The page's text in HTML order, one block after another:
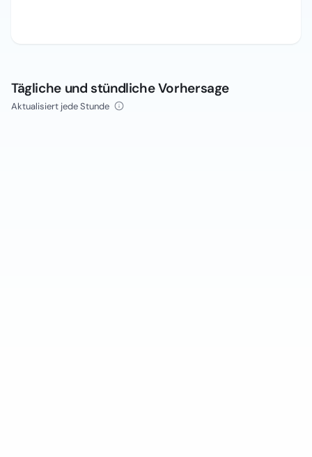
Tägliche und stündliche Vorhersage
Aktualisiert jede Stunde